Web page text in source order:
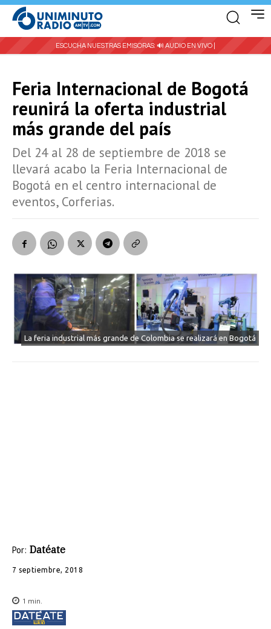
ESCUCHA NUESTRAS EMISORAS: 🔊 AUDIO EN VIVO |
Feria Internacional de Bogotá
reunirá la oferta industrial
más grande del país
Del 24 al 28 de septiembre de 2018 se
llevará acabo la Feria Internacional de
Bogotá en el centro internacional de
eventos, Corferias.
La feria industrial más grande de Colombia se realizará en Bogotá
Por: Datéate
7 septiembre, 2018
1 min.